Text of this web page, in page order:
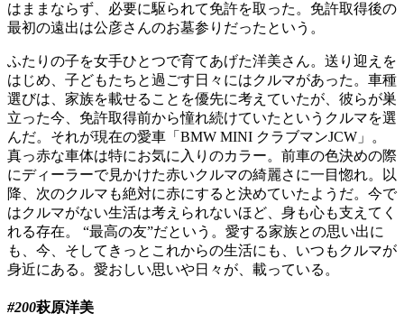
はままならず、必要に駆られて免許を取った。免許取得後の
最初の遠出は公彦さんのお墓参りだったという。
ふたりの子を女手ひとつで育てあげた洋美さん。送り迎えを
はじめ、子どもたちと過ごす日々にはクルマがあった。車種
選びは、家族を載せることを優先に考えていたが、彼らが巣
立った今、免許取得前から憧れ続けていたというクルマを選
んだ。それが現在の愛車「BMW MINI クラブマンJCW」。
真っ赤な車体は特にお気に入りのカラー。前車の色決めの際
にディーラーで見かけた赤いクルマの綺麗さに一目惚れ。以
降、次のクルマも絶対に赤にすると決めていたようだ。今で
はクルマがない生活は考えられないほど、身も心も支えてく
れる存在。 “最高の友”だという。愛する家族との思い出に
も、今、そしてきっとこれからの生活にも、いつもクルマが
身近にある。愛おしい思いや日々が、載っている。
#200萩原洋美